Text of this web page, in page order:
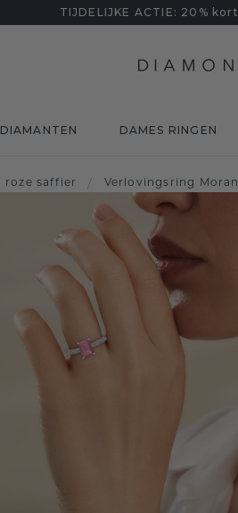
TIJDELIJKE ACTIE: 20%
DIAMANTEN DAMES RINGEN
roze saffier / Verlovingsring